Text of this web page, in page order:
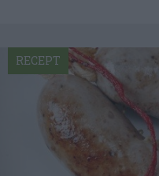
RECEPT